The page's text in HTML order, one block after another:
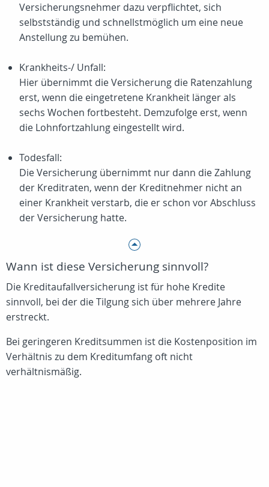
Versicherungsnehmer dazu verpflichtet, sich
selbstständig und schnellstmöglich um eine neue
Anstellung zu bemühen.
Krankheits-/ Unfall:
Hier übernimmt die Versicherung die Ratenzahlung
erst, wenn die eingetretene Krankheit länger als
sechs Wochen fortbesteht. Demzufolge erst, wenn
die Lohnfortzahlung eingestellt wird.
Todesfall:
Die Versicherung übernimmt nur dann die Zahlung
der Kreditraten, wenn der Kreditnehmer nicht an
einer Krankheit verstarb, die er schon vor Abschluss
der Versicherung hatte.
Wann ist diese Versicherung sinnvoll?
Die Kreditaufallversicherung ist für hohe Kredite
sinnvoll, bei der die Tilgung sich über mehrere Jahre
erstreckt.
Bei geringeren Kreditsummen ist die Kostenposition im
Verhältnis zu dem Kreditumfang oft nicht
verhältnismäßig.